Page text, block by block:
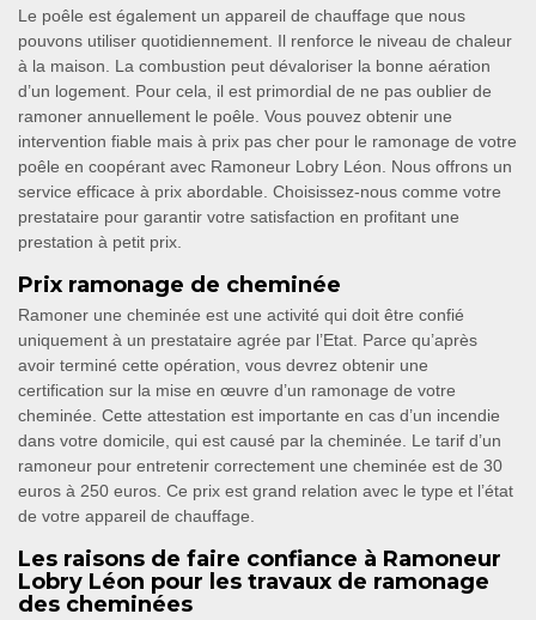
Le poêle est également un appareil de chauffage que nous
pouvons utiliser quotidiennement. Il renforce le niveau de chaleur
à la maison. La combustion peut dévaloriser la bonne aération
d’un logement. Pour cela, il est primordial de ne pas oublier de
ramoner annuellement le poêle. Vous pouvez obtenir une
intervention fiable mais à prix pas cher pour le ramonage de votre
poêle en coopérant avec Ramoneur Lobry Léon. Nous offrons un
service efficace à prix abordable. Choisissez-nous comme votre
prestataire pour garantir votre satisfaction en profitant une
prestation à petit prix.
Prix ramonage de cheminée
Ramoner une cheminée est une activité qui doit être confié
uniquement à un prestataire agrée par l’Etat. Parce qu’après
avoir terminé cette opération, vous devrez obtenir une
certification sur la mise en œuvre d’un ramonage de votre
cheminée. Cette attestation est importante en cas d’un incendie
dans votre domicile, qui est causé par la cheminée. Le tarif d’un
ramoneur pour entretenir correctement une cheminée est de 30
euros à 250 euros. Ce prix est grand relation avec le type et l’état
de votre appareil de chauffage.
Les raisons de faire confiance à Ramoneur
Lobry Léon pour les travaux de ramonage
des cheminées